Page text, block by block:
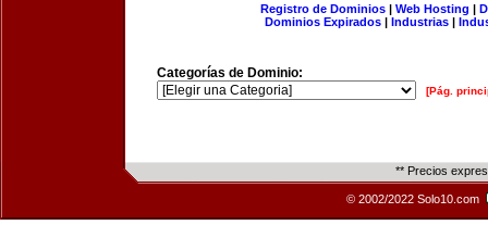
Registro de Dominios| Web Hosting |
Dominios Expirados | Industrias |
Categorías de Dominio:
[Pág.
** Precios
© 2002/2022 Solo10.com